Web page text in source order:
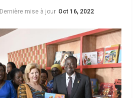
Dernière mise à jour Oct 16, 2022